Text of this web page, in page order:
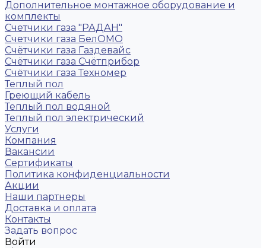
Дополнительное монтажное оборудование и
комплекты
Счетчики газа "РАДАН"
Счетчики газа БелОМО
Счётчики газа Газдевайс
Счётчики газа Счётприбор
Счётчики газа Техномер
Теплый пол
Греющий кабель
Теплый пол водяной
Теплый пол электрический
Услуги
Компания
Вакансии
Сертификаты
Политика конфиденциальности
Акции
Наши партнеры
Доставка и оплата
Контакты
Задать вопрос
Войти